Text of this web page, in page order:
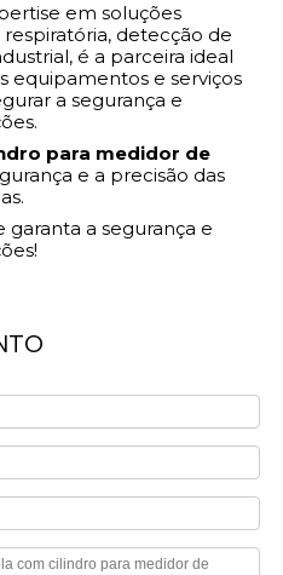
em soluções
detecção de
é a parceira ideal
equipamentos e serviços
a segurança e
para medidor de
e a precisão das
garanta a segurança e